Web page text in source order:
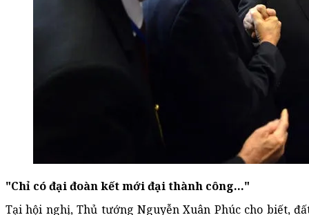
"Chỉ có đại đoàn kết mới đại thành công..."
Tại hội nghị, Thủ tướng Nguyễn Xuân Phúc cho biết,